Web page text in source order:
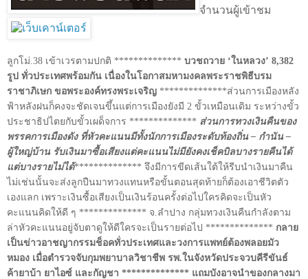
จำนวนผู้เข้าชม
ลูกโม่.38 เข้าเวรตามปกติ ************** บวชถวาย ‘ในหลวง’ 8,382
รูป ทั่วประเทศพร้อมกัน เนื่องในโอกาสมหามงคลพระราชพิธีบรม
ราชาภิเษก ขอพระองค์ทรงพระเจริญ **************ส่วนการเมืองหลัง
ฟ้าหลังฝนก็คงจะชัดเจนขึ้นแต่การเมืองยังมี 2 ขั้วเหมือนเดิม ระหว่างขั้ว
ประชาธิปไตยกับขั้วเผด็จการ ************** ส่วนการทวงเงินคืนของ
พรรคการเมืองดัง ที่หัวคะแนนมีทั้งนักการเมืองระดับท้องถิ่น – กำนัน –
ผู้ใหญ่บ้าน รับเงินมาซื้อเสียงแต่คะแนนไม่มียังคงเช็คบิลบางรายคืนได้
แต่บางรายไม่ได้************** จึงมีการขีดเส้นใต้ให้รีบนำเงินมาคืน
ไม่เช่นนั้นจะส่งลูกปืนมาทวงแทนหรือขั้นตอนสุดท้ายก็ต้องเอาชีวิตตัว
เองแลก เพราะเงินซื้อเสียงเป็นเงินร้อนครั้งต่อไปใครคิดจะเป็นหัว
คะแนนคิดให้ดี ๆ ************** จ.ลำปาง กลุ่มทวงเงินคืนกำลังตาม
ล่าหัวคะแนนอยู่จับตาดูให้ดีใครจะเป็นรายต่อไป ************** กลาย
เป็นข่าวอาชญากรรมช็อคทั่วประเทศและวงการแพทย์ต้องพลอยมัว
หมอง เมื่อตำรวจจับกุมพยาบาลวิชาชีพ รพ.ในจังหวัดประจวบคีรีขันธ์
ค้ายาบ้า ยาไอซ์ และกัญชา ************** แถมบังอาจนำของกลางมา